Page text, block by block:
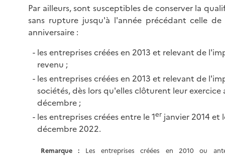
Par ailleurs, sont susceptibles de conserver la
sans rupture jusqu'à l'année précédant celle de
anniversaire :
les entreprises créées en 2013 et relevant de
revenu ;
les entreprises créées en 2013 et relevant de
sociétés, dès lors qu'elles clôturent leur exercice
décembre ;
les entreprises créées entre le 1erjanvier 2014 et
décembre 2022.
Remarque : Les entreprises créées en 2010 ou